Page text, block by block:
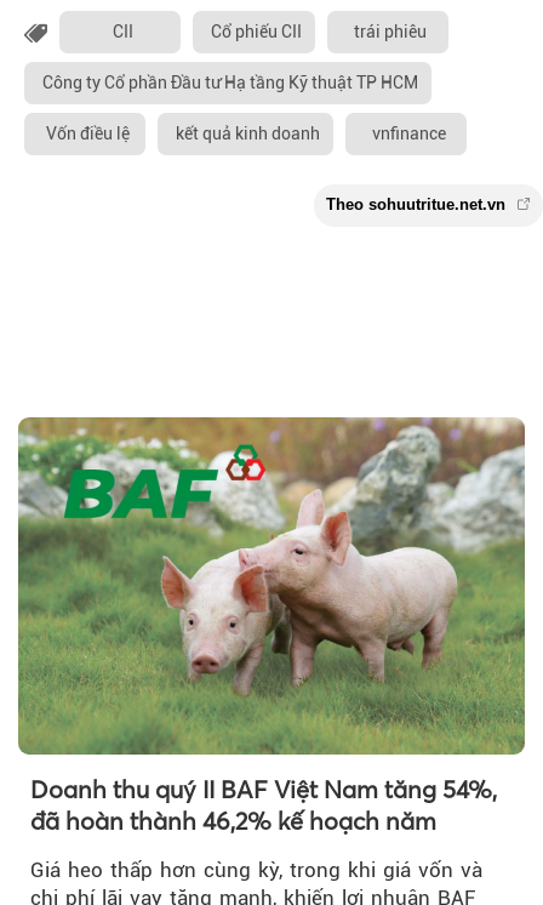
CII Cổ phiếu CII trái phiêu
Công ty Cổ phần Đầu tư Hạ tầng Kỹ thuật TP HCM
Vốn điều lệ kết quả kinh doanh vnfinance
Theo
Doanh thu quý II BAF Việt Nam tăng 54%,
đã hoàn thành 46,2% kế hoạch năm
Giá heo thấp hơn cùng kỳ, trong khi giá vốn và
chi phí lãi vay tăng mạnh, khiến lợi nhuận BAF